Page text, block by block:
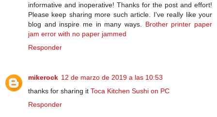
informative and inoperative! Thanks for the post and effort!
Please keep sharing more such article. I've really like your
blog and inspire me in many ways. Brother printer paper
jam error with no paper jammed
Responder
mikerock 12 de marzo de 2019 a las 10:53
thanks for sharing it Toca Kitchen Sushi on PC
Responder